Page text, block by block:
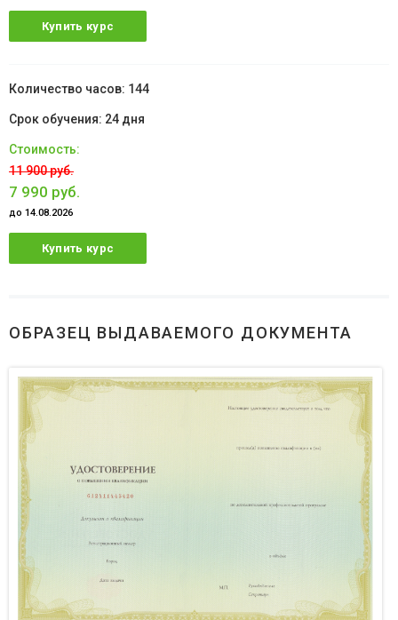
Купить курс
144
24 дня
11 900 руб.
7 990 руб.
до 14.08.2026
Купить курс
ОБРАЗЕЦ ВЫДАВАЕМОГО ДОКУМЕНТА